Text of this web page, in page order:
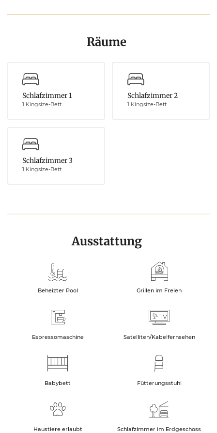
Räume
Schlafzimmer 1
1 Kingsize-Bett
Schlafzimmer 2
1 Kingsize-Bett
Schlafzimmer 3
1 Kingsize-Bett
Ausstattung
Beheizter Pool Grillen im Freien
Espressomaschine Satelliten/Kabelfernsehen
Babybett Fütterungsstuhl
Haustiere erlaubt Schlafzimmer im Erdgeschoss